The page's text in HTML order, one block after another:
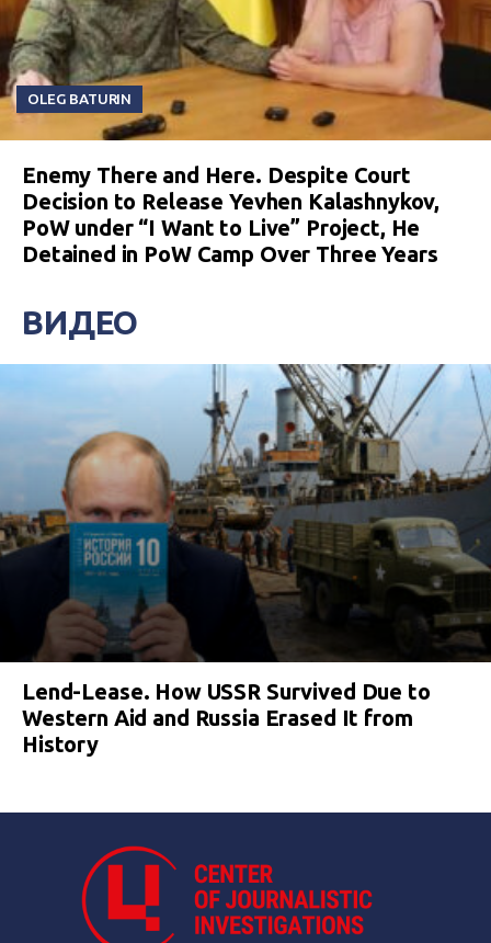
OLEG BATURIN
Enemy There and Here. Despite Court
Decision to Release Yevhen Kalashnykov,
PoW under “I Want to Live” Project, He
Detained in PoW Camp Over Three Years
ВИДЕО
Lend-Lease. How USSR Survived Due to
Western Aid and Russia Erased It from
History